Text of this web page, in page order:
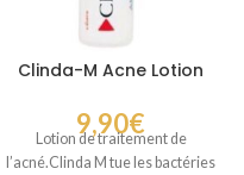
Clinda-M Acne Lotion
9,90€
Lotion de traitement de
l’acné.Clinda M tue les bactéries